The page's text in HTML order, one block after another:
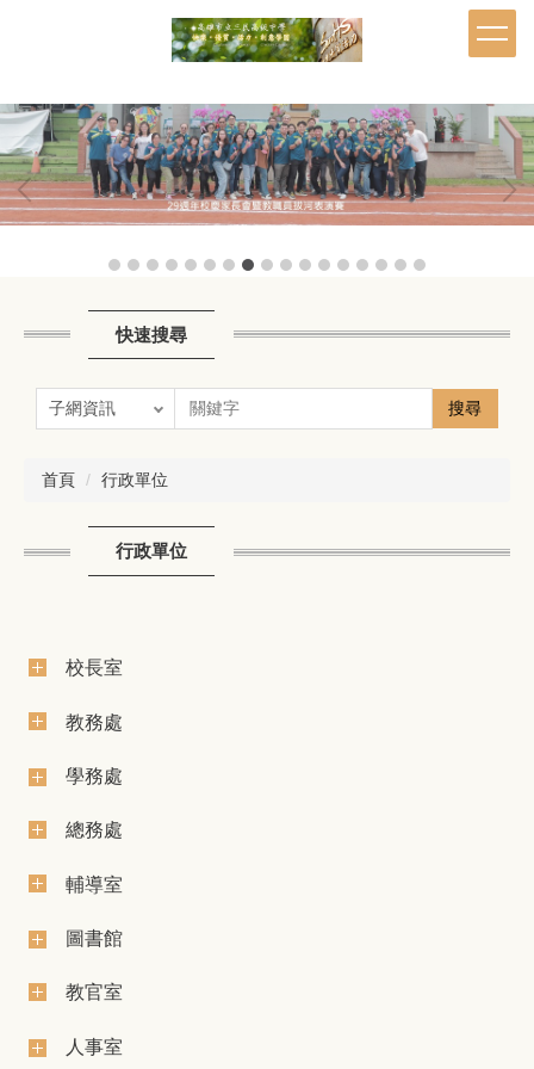
內
容
區
快速搜尋
搜尋
首頁 行政單位
行政單位
校長室
教務處
學務處
總務處
輔導室
圖書館
教官室
人事室